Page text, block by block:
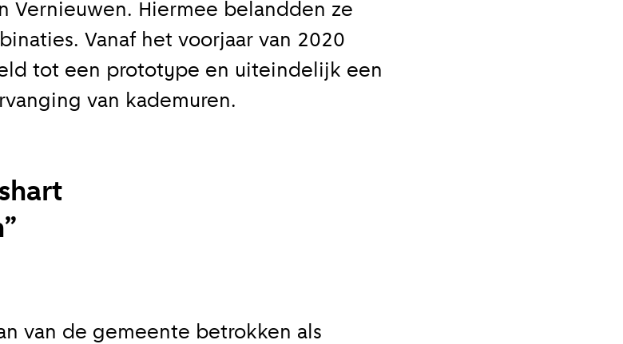
onze update
al het reilen en zeilen rond de bruggen en kademuren in
updates en je mist geen verhaal!
Vernieuwen. Hiermee belandden ze
Vanaf het voorjaar van 2020
tot een prototype en uiteindelijk een
van kademuren.
van de gemeente betrokken als